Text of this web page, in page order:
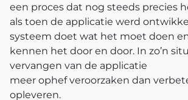
een proces dat nog steeds precies
als toen de applicatie werd
systeem doet wat het moet doen
kennen het door en door. In zo’n
vervangen van de applicatie
meer ophef veroorzaken dan
opleveren.